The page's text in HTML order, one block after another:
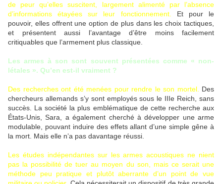
de peur qu’elles suscitent, largement alimenté par l’absence
d’informations étayées sur leur fonctionnement.
Et pour le
pouvoir, elles offrent une option de plus dans les choix tactiques,
et présentent aussi l’avantage d’être moins facilement
critiquables que l’armement plus classique.
Les armes à son sont souvent présentées comme « non-
létales ». Qu’en est-il vraiment ?
Des recherches ont été menées pour rendre le son mortel.
Des
chercheurs allemands s’y sont employés sous le IIIe Reich, sans
succès. La société la plus emblématique de cette recherche aux
États-Unis, Sara, a également cherché à développer une arme
modulable, pouvant induire des effets allant d’une simple gêne à
la mort. Mais elle n’a pas davantage réussi.
Les études indépendantes sur les armes acoustiques ne nient
pas la possibilité de tuer au moyen du son, mais ce serait une
méthode peu pratique et plutôt aberrante d’un point de vue